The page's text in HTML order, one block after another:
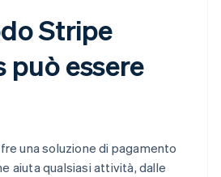
Stripe
può essere
una soluzione di pagamento
aiuta qualsiasi attività, dalle